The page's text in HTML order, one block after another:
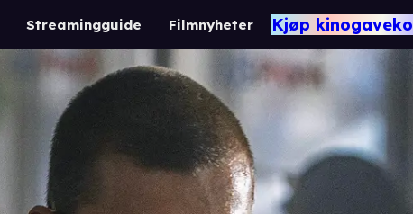
Streamingguide Filmnyheter Kjøp